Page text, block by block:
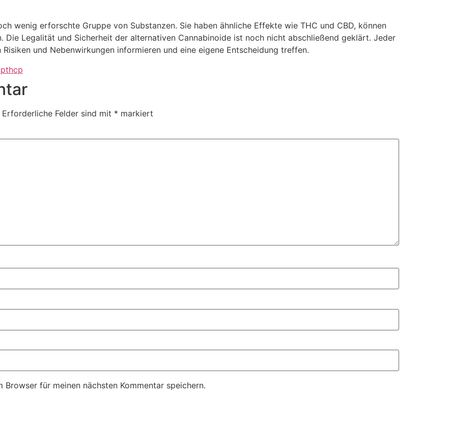
wenig erforschte Gruppe von Substanzen. Sie haben ähnliche Effekte wie THC und CBD, können
Die Legalität und Sicherheit der alternativen Cannabinoide ist noch nicht abschließend geklärt. Jeder
und Nebenwirkungen informieren und eine eigene Entscheidung treffen.
thcp
Erforderliche Felder sind mit * markiert
für meinen nächsten Kommentar speichern.